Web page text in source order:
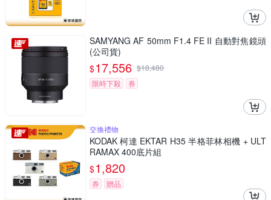
SAMYANG AF 50mm F1.4 FE II 自動對焦鏡頭
(公司貨)
$17,556 $18,480
限時下殺
券
交換禮物
KODAK 柯達 EKTAR H35 半格菲林相機 + ULT
RAMAX 400底片組
$1,820
券 贈品